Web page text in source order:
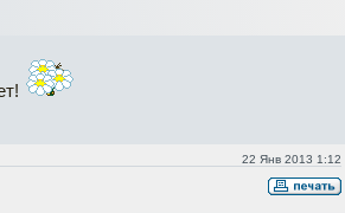
22 Янв 2013 1:12